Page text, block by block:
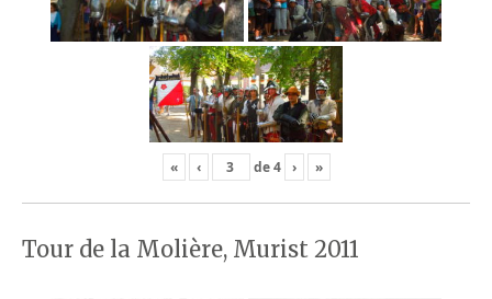
« ‹ de4 › »
Tour de la Molière, Murist 2011